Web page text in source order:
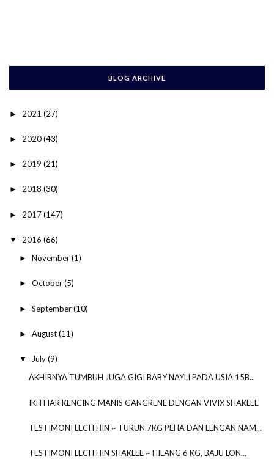
BLOG ARCHIVE
► 2021 (27)
► 2020(43)
► 2019 (21)
► 2018 (30)
► 2017(147)
▼ 2016 (66)
► November(1)
► October(5)
► September(10)
► August(11)
▼ July(9)
AKHIRNYA TUMBUH JUGA GIGI BABY NAYLI PADA USIA 15B...
IKHTIAR KENCING MANIS GANGRENE DENGAN VIVIX SHAKLEE
TESTIMONI LECITHIN ~ TURUN 7KG PEHA DAN LENGAN NAM...
TESTIMONI LECITHIN SHAKLEE ~ HILANG 6 KG, BAJU LON...